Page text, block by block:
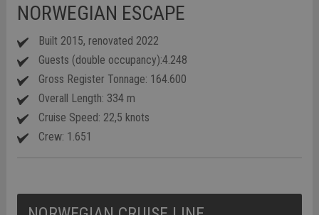
NORWEGIAN ESCAPE
Built 2015, renovated 2022
Guests (double occupancy):4.248
Gross Register Tonnage: 164.600
Overall Length: 334 m
Cruise Speed: 22,5 knots
Crew: 1.651